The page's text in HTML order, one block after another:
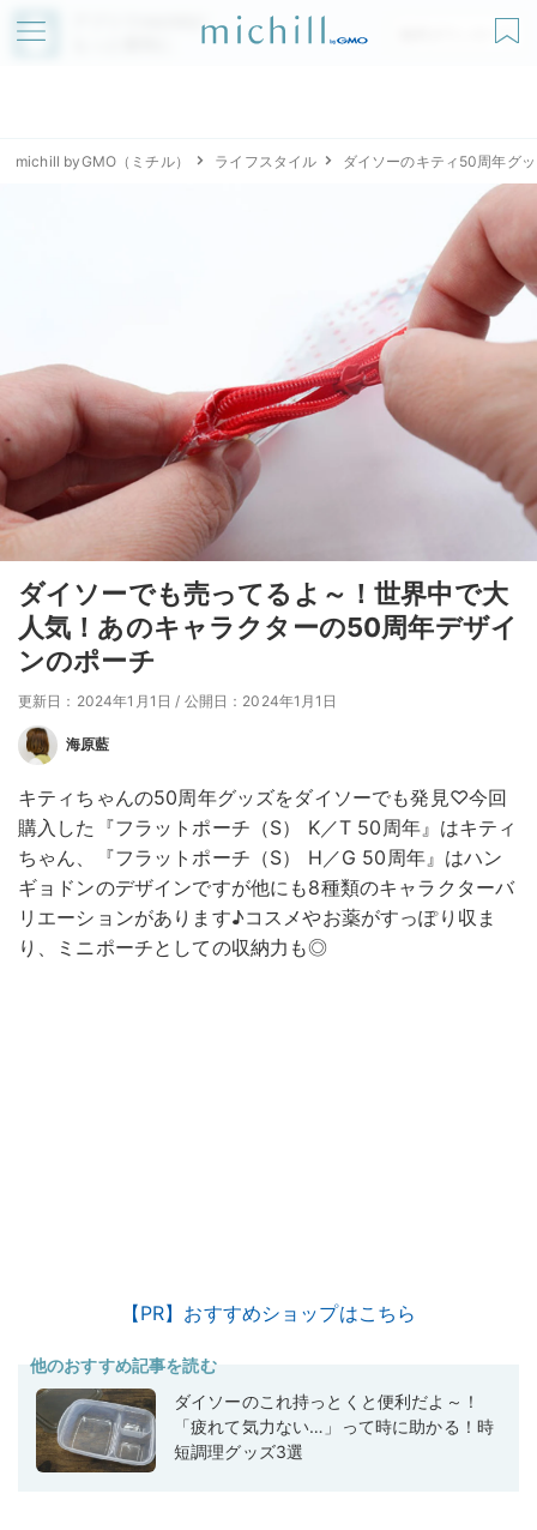
アプリでmichillが
無料ダウンロード
michill byGMO（ミチル） ライフスタイル ダイソーのキティ50周年グ
ダイソーでも売ってるよ～！世界中で大
人気！あのキャラクターの50周年デザイ
ンのポーチ
更新日：2024年1月1日 / 公開日：2024年1月1日
海原藍
キティちゃんの50周年グッズをダイソーでも発見♡今回
購入した『フラットポーチ（S） K／T 50周年』はキティ
ちゃん、『フラットポーチ（S） H／G 50周年』はハン
ギョドンのデザインですが他にも8種類のキャラクターバ
リエーションがあります♪コスメやお薬がすっぽり収ま
り、ミニポーチとしての収納力も◎
【PR】おすすめショップはこちら
他のおすすめ記事を読む
ダイソーのこれ持っとくと便利だよ～！
「疲れて気力ない…」って時に助かる！時
短調理グッズ3選